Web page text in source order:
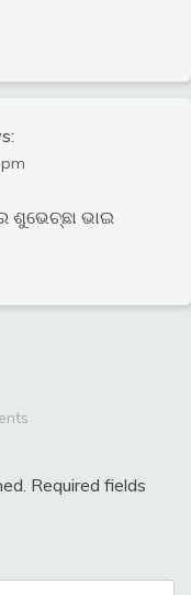
ଶୁଭେଚ୍ଛା ଭାଇ
Required fields